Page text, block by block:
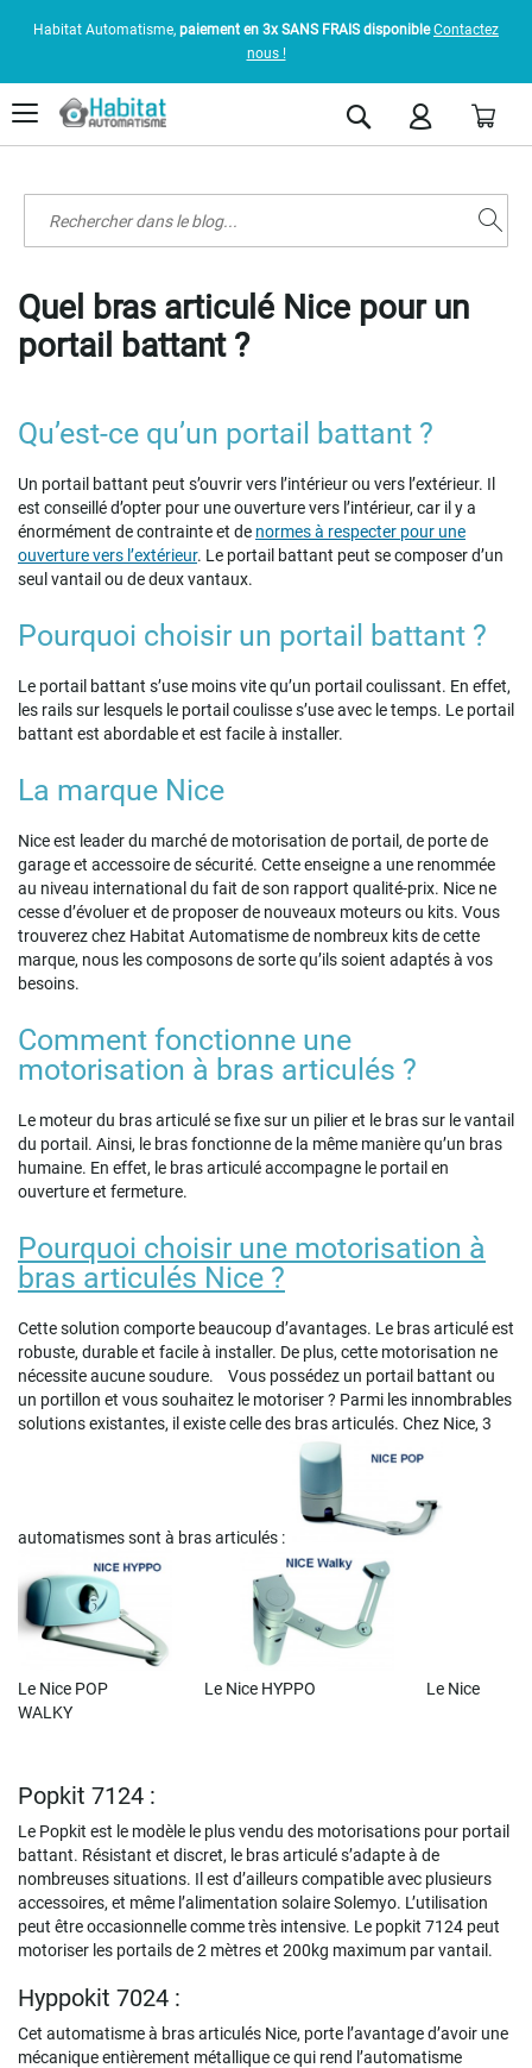
Habitat Automatisme, paiement en 3x SANS FRAIS disponible Contactez
nous !
Rechercher
Quel bras articulé Nice pour un
portail battant ?
Qu’est-ce qu’un portail battant ?
Un portail battant peut s’ouvrir vers l’intérieur ou vers l’extérieur. Il
est conseillé d’opter pour une ouverture vers l’intérieur, car il y a
énormément de contrainte et de normes à respecter pour une
ouverture vers l’extérieur. Le portail battant peut se composer d’un
seul vantail ou de deux vantaux.
Pourquoi choisir un portail battant ?
Le portail battant s’use moins vite qu’un portail coulissant. En effet,
les rails sur lesquels le portail coulisse s’use avec le temps. Le portail
battant est abordable et est facile à installer.
La marque Nice
Nice est leader du marché de motorisation de portail, de porte de
garage et accessoire de sécurité. Cette enseigne a une renommée
au niveau international du fait de son rapport qualité-prix. Nice ne
cesse d’évoluer et de proposer de nouveaux moteurs ou kits. Vous
trouverez chez Habitat Automatisme de nombreux kits de cette
marque, nous les composons de sorte qu’ils soient adaptés à vos
besoins.
Comment fonctionne une
motorisation à bras articulés ?
Le moteur du bras articulé se fixe sur un pilier et le bras sur le vantail
du portail. Ainsi, le bras fonctionne de la même manière qu’un bras
humaine. En effet, le bras articulé accompagne le portail en
ouverture et fermeture.
Pourquoi choisir une motorisation à
bras articulés Nice ?
Cette solution comporte beaucoup d’avantages. Le bras articulé est
robuste, durable et facile à installer. De plus, cette motorisation ne
nécessite aucune soudure.
Vous possédez un portail battant ou
un portillon et vous souhaitez le motoriser ? Parmi les innombrables
solutions existantes, il existe celle des bras articulés. Chez Nice, 3
automatismes sont à bras articulés :
Le Nice POP Le Nice HYPPO Le Nice
WALKY
Popkit 7124 :
Le Popkit est le modèle le plus vendu des motorisations pour portail
battant. Résistant et discret, le bras articulé s’adapte à de
nombreuses situations. Il est d’ailleurs compatible avec plusieurs
accessoires, et même l’alimentation solaire Solemyo. L’utilisation
peut être occasionnelle comme très intensive. Le popkit 7124 peut
motoriser les portails de 2 mètres et 200kg maximum par vantail.
Hyppokit 7024 :
Cet automatisme à bras articulés Nice, porte l’avantage d’avoir une
mécanique entièrement métallique ce qui rend l’automatisme